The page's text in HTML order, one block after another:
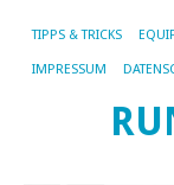
TIPPS & TRICKS
IMPRESSUM